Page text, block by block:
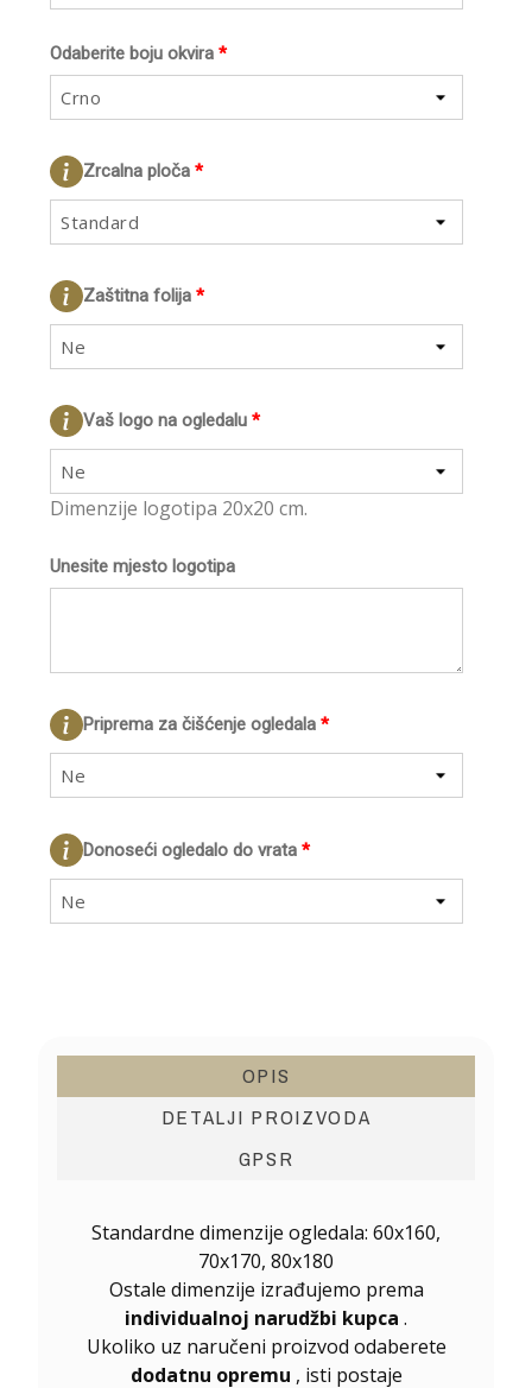
*
Odaberite boju okvira
Crno
*
Zrcalna ploča
Standard
*
Zaštitna folija
Ne
*
Vaš logo na ogledalu
Ne
Dimenzije logotipa 20x20 cm.
Unesite mjesto logotipa
*
Priprema za čišćenje ogledala
Ne
*
Donoseći ogledalo do vrata
Ne
OPIS
DETALJI PROIZVODA
GPSR
Standardne dimenzije ogledala: 60x160,
70x170, 80x180
Ostale dimenzije izrađujemo prema
individualnoj narudžbi kupca .
Ukoliko uz naručeni proizvod odaberete
dodatnu opremu , isti postaje